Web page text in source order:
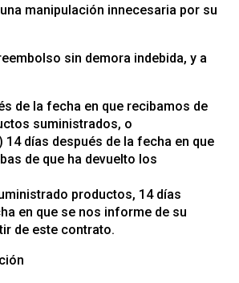
manipulación innecesaria por su
sin demora indebida, y a
de la fecha en que recibamos de
suministrados, o
días después de la fecha en que
de que ha devuelto los
productos, 14 días
en que se nos informe de su
de este contrato.